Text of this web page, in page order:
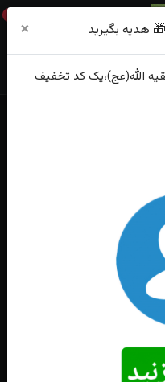
0
دست ساز
هدیه بگیرید ×
الله(عج)،یک کد تخفیف